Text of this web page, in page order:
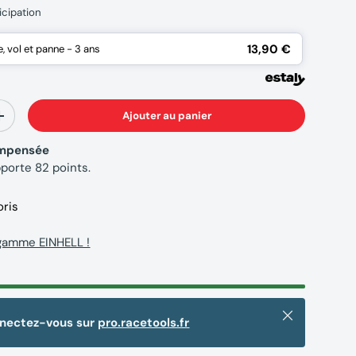
vol et panne - 3 ans 13,90 €
Ajouter au panier
82 points.
EINHELL !
vous sur pro.racetools.fr Fermer